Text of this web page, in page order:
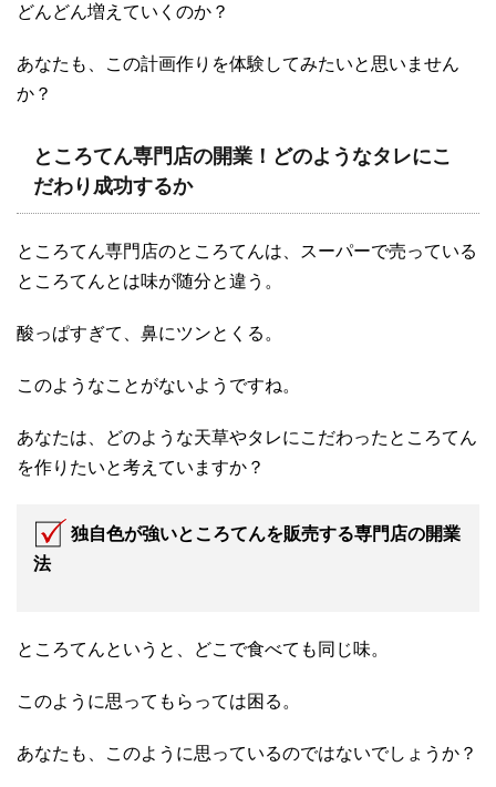
どんどん増えていくのか？
あなたも、この計画作りを体験してみたいと思いません
か？
ところてん専門店の開業！どのようなタレにこ
だわり成功するか
ところてん専門店のところてんは、スーパーで売っている
ところてんとは味が随分と違う。
酸っぱすぎて、鼻にツンとくる。
このようなことがないようですね。
あなたは、どのような天草やタレにこだわったところてん
を作りたいと考えていますか？
独自色が強いところてんを販売する専門店の開業
法
ところてんというと、どこで食べても同じ味。
このように思ってもらっては困る。
あなたも、このように思っているのではないでしょうか？